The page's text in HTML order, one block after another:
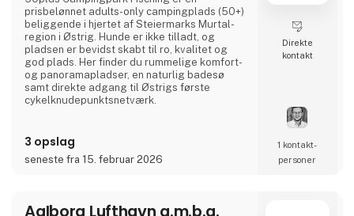
prisbelønnet adults-only campingplads (50+)
beliggende i hjertet af Steiermarks Murtal-
region i Østrig. Hunde er ikke tilladt, og
pladsen er bevidst skabt til ro, kvalitet og
god plads. Her finder du rummelige komfort-
og panoramaplads­er, en naturlig badesø
samt direkte adgang til Østrigs første
cykelknudepunktsnetværk.
pris på natur, cykling, regional gastronomi og
afslappede aftener ved vandet – i en varm og
familieejet atmosfære. 🚐🌿
3 opslag
seneste fra 15. februar 2026
Direkte
kontakt
1 kontakt­
personer
Aalborg Lufthavn a.m.b.a.